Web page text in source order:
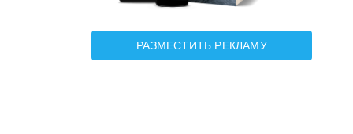
РАЗМЕСТИТЬ РЕКЛАМУ